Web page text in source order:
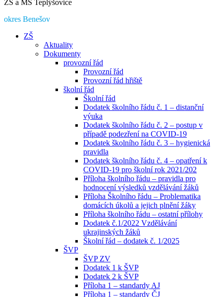
ZŠ a MŠ Teplýšovice
okres Benešov
ZŠ
Aktuality
Dokumenty
provozní řád
Provozní řád
Provozní řád hřiště
školní řád
Školní řád
Dodatek školního řádu č. 1 – distanční
výuka
Dodatek školního řádu č. 2 – postup v
případě podezření na COVID-19
Dodatek školního řádu č. 3 – hygienická
pravidla
Dodatek školního řádu č. 4 – opatření k
COVID-19 pro školní rok 2021/202
Příloha školního řádu – pravidla pro
hodnocení výsledků vzdělávání žáků
Příloha Školního řádu – Problematika
domácích úkolů a jejich plnění žáky
Příloha školního řádu – ostatní přílohy
Dodatek č.1/2022 Vzdělávání
ukrajinských žáků
Školní řád – dodatek č. 1/2025
ŠVP
ŠVP ZV
Dodatek 1 k ŠVP
Dodatek 2 k ŠVP
Příloha 1 – standardy AJ
Příloha 1 – standardy ČJ